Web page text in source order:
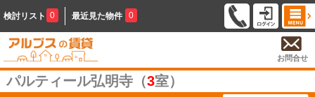
検討リスト 0 最近見た物件 0
お問合せ
パルティール弘明寺（3室）